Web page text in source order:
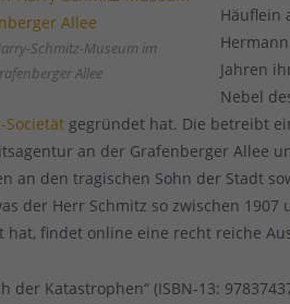
Schmitz-Museum im
Allee
Häuflein
Jahren
Nebel
Societät gegründet hat. Die betreibt
an der Grafenberger Allee
an den tragischen Sohn der Stadt
der Herr Schmitz so zwischen
findet online eine recht reiche
der Katastrophen“ (ISBN-13: